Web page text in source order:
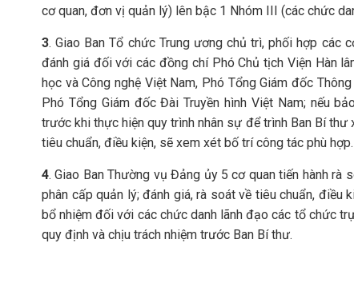
cơ quan, đơn vị quản lý) lên bậc 1 Nhóm III (các chức
3. Giao Ban Tổ chức Trung ương chủ trì, phối hợp các
đánh giá đối với các đồng chí Phó Chủ tịch Viện Hàn
học và Công nghệ Việt Nam, Phó Tổng Giám đốc
Phó Tổng Giám đốc Đài Truyền hình Việt Nam; nếu
trước khi thực hiện quy trình nhân sự để trình Ban Bí
tiêu chuẩn, điều kiện, sẽ xem xét bố trí công tác phù hợp.
4. Giao Ban Thường vụ Đảng ủy 5 cơ quan tiến hành
phân cấp quản lý; đánh giá, rà soát về tiêu chuẩn,
bổ nhiệm đối với các chức danh lãnh đạo các tổ chức
quy định và chịu trách nhiệm trước Ban Bí thư.